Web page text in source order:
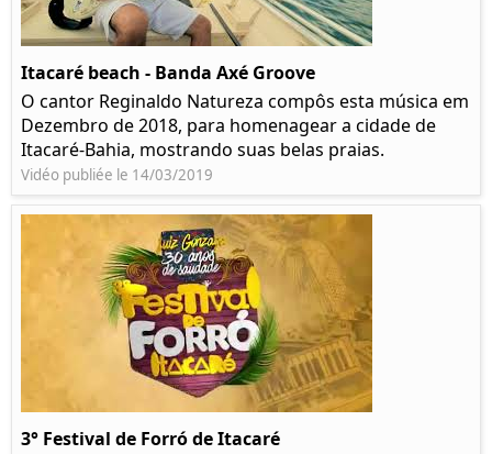
Itacaré beach - Banda Axé Groove
O cantor Reginaldo Natureza compôs esta música em
Dezembro de 2018, para homenagear a cidade de
Itacaré-Bahia, mostrando suas belas praias.
Vidéo publiée le 14/03/2019
3° Festival de Forró de Itacaré